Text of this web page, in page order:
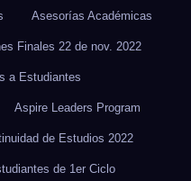
Asesorías Académicas
Finales 22 de nov. 2022
a Estudiantes
Aspire Leaders Program
de Estudios 2022
de 1er Ciclo